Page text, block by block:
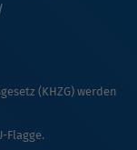
(KHZG) werden
Flagge.